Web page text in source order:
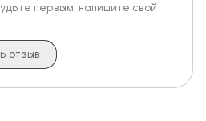
первым, напишите свой
отзыв